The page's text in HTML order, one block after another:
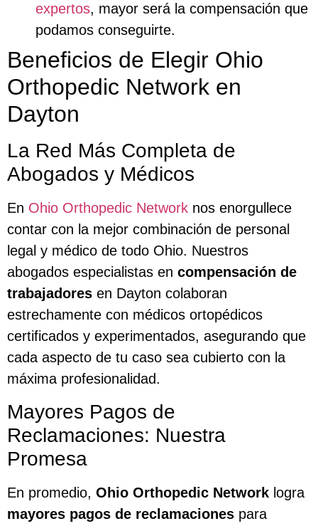
expertos, mayor será la compensación que
podamos conseguirte.
Beneficios de Elegir Ohio
Orthopedic Network en
Dayton
La Red Más Completa de
Abogados y Médicos
En Ohio Orthopedic Network nos enorgullece
contar con la mejor combinación de personal
legal y médico de todo Ohio. Nuestros
abogados especialistas en compensación de
trabajadores en Dayton colaboran
estrechamente con médicos ortopédicos
certificados y experimentados, asegurando que
cada aspecto de tu caso sea cubierto con la
máxima profesionalidad.
Mayores Pagos de
Reclamaciones: Nuestra
Promesa
En promedio, Ohio Orthopedic Network logra
mayores pagos de reclamaciones para